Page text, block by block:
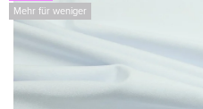
Mehr für weniger